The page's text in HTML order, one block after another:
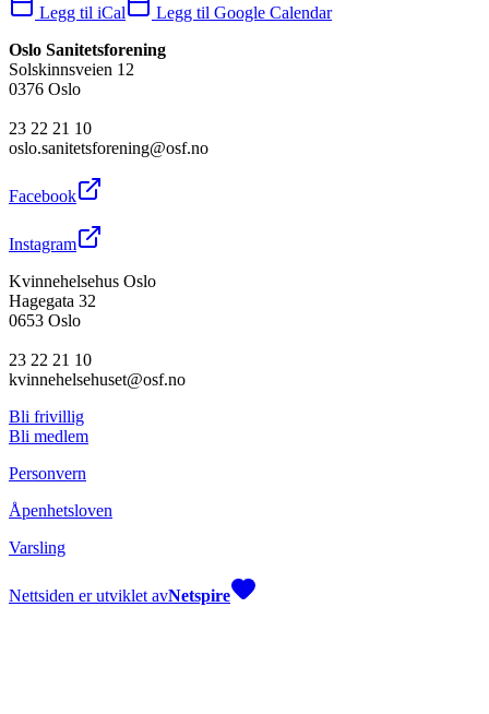
Legg til iCal
Legg til Google Calendar
Oslo Sanitetsforening
Solskinnsveien 12
0376 Oslo
23 22 21 10
oslo.sanitetsforening@osf.no
Facebook
Instagram
Kvinnehelsehus Oslo
Hagegata 32
0653 Oslo
23 22 21 10
kvinnehelsehuset@osf.no
Bli frivillig
Bli medlem
Personvern
Åpenhetsloven
Varsling
Nettsiden er utviklet avNetspire